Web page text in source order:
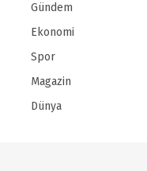
Gündem
Ekonomi
Spor
Magazin
Dünya